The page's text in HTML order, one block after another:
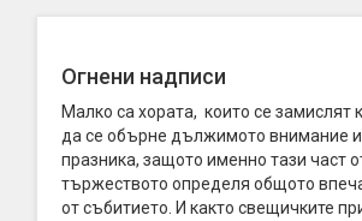
Огнени надписи
Малко са хората, които се замислят
да се обърне дължимото внимание
празника, защото именно тази част
тържеството определя общото
от събитието. И както свещичките